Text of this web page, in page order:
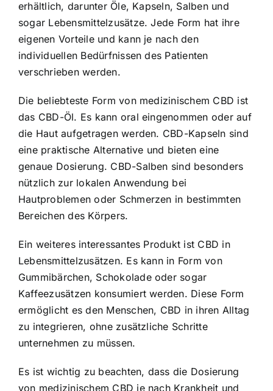
erhältlich, darunter Öle, Kapseln, Salben und
sogar Lebensmittelzusätze. Jede Form hat ihre
eigenen Vorteile und kann je nach den
individuellen Bedürfnissen des Patienten
verschrieben werden.
Die beliebteste Form von medizinischem CBD ist
das CBD-Öl. Es kann oral eingenommen oder auf
die Haut aufgetragen werden. CBD-Kapseln sind
eine praktische Alternative und bieten eine
genaue Dosierung. CBD-Salben sind besonders
nützlich zur lokalen Anwendung bei
Hautproblemen oder Schmerzen in bestimmten
Bereichen des Körpers.
Ein weiteres interessantes Produkt ist CBD in
Lebensmittelzusätzen. Es kann in Form von
Gummibärchen, Schokolade oder sogar
Kaffeezusätzen konsumiert werden. Diese Form
ermöglicht es den Menschen, CBD in ihren Alltag
zu integrieren, ohne zusätzliche Schritte
unternehmen zu müssen.
Es ist wichtig zu beachten, dass die Dosierung
von medizinischem CBD je nach Krankheit und